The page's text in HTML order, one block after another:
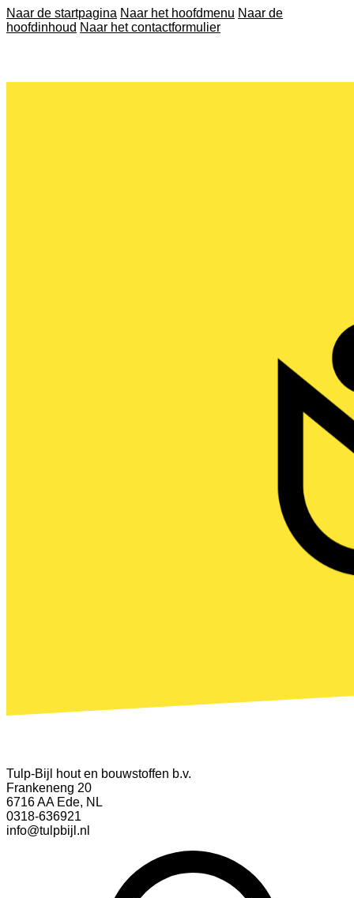
Naar de startpagina Naar het hoofdmenu Naar de
hoofdinhoud Naar het contactformulier
Tulp-Bijl hout en bouwstoffen b.v.
Frankeneng 20
6716 AA Ede, NL
0318-636921
info@tulpbijl.nl